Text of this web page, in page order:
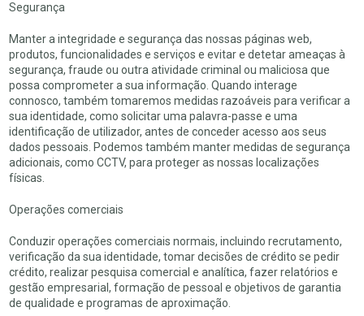
Segurança
Manter a integridade e segurança das nossas páginas web,
produtos, funcionalidades e serviços e evitar e detetar ameaças à
segurança, fraude ou outra atividade criminal ou maliciosa que
possa comprometer a sua informação. Quando interage
connosco, também tomaremos medidas razoáveis para verificar a
sua identidade, como solicitar uma palavra-passe e uma
identificação de utilizador, antes de conceder acesso aos seus
dados pessoais. Podemos também manter medidas de segurança
adicionais, como CCTV, para proteger as nossas localizações
físicas.
Operações comerciais
Conduzir operações comerciais normais, incluindo recrutamento,
verificação da sua identidade, tomar decisões de crédito se pedir
crédito, realizar pesquisa comercial e analítica, fazer relatórios e
gestão empresarial, formação de pessoal e objetivos de garantia
de qualidade e programas de aproximação.